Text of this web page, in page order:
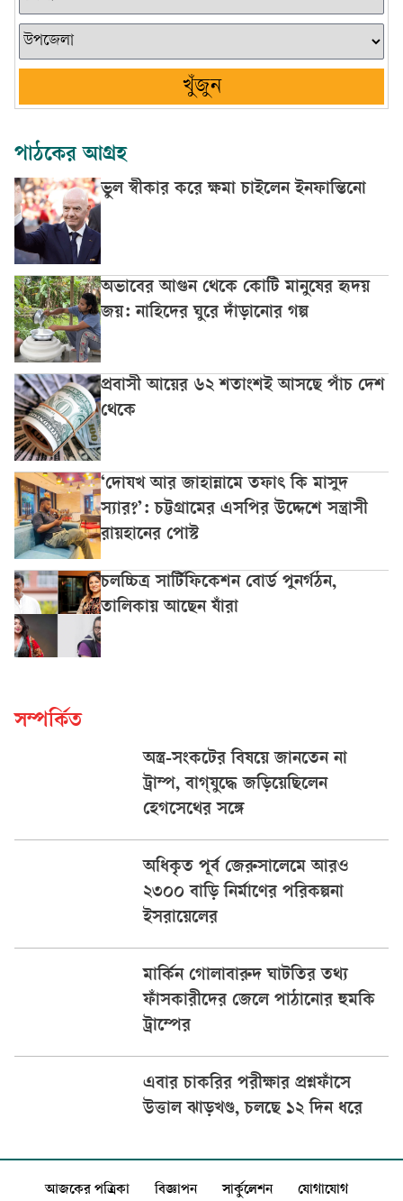
খুঁজুন
পাঠকের আগ্রহ
ভুল স্বীকার করে ক্ষমা চাইলেন ইনফান্তিনো
অভাবের আগুন থেকে কোটি মানুষের হৃদয়
জয়: নাহিদের ঘুরে দাঁড়ানোর গল্প
প্রবাসী আয়ের ৬২ শতাংশই আসছে পাঁচ দেশ
থেকে
‘দোযখ আর জাহান্নামে তফাৎ কি মাসুদ
স্যার?’: চট্টগ্রামের এসপির উদ্দেশে সন্ত্রাসী
রায়হানের পোস্ট
চলচ্চিত্র সার্টিফিকেশন বোর্ড পুনর্গঠন,
তালিকায় আছেন যাঁরা
সম্পর্কিত
অস্ত্র-সংকটের বিষয়ে জানতেন না
ট্রাম্প, বাগ্‌যুদ্ধে জড়িয়েছিলেন
হেগসেথের সঙ্গে
অধিকৃত পূর্ব জেরুসালেমে আরও
২৩০০ বাড়ি নির্মাণের পরিকল্পনা
ইসরায়েলের
মার্কিন গোলাবারুদ ঘাটতির তথ্য
ফাঁসকারীদের জেলে পাঠানোর হুমকি
ট্রাম্পের
এবার চাকরির পরীক্ষার প্রশ্নফাঁসে
উত্তাল ঝাড়খণ্ড, চলছে ১২ দিন ধরে
আজকের পত্রিকা বিজ্ঞাপন সার্কুলেশন যোগাযোগ